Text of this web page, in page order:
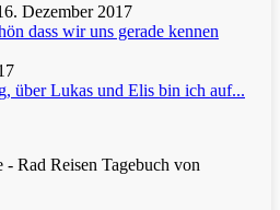
Dezember 2017
dass wir uns gerade kennen
über Lukas und Elis bin ich auf...
Rad Reisen Tagebuch von